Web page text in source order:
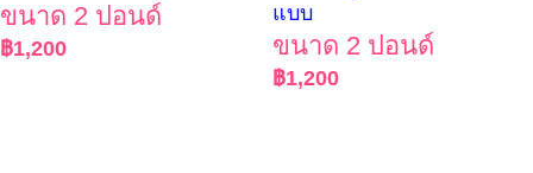
ขนาด 2 ปอนด์
฿1,200
แบบ
ขนาด 2 ปอนด์
฿1,200